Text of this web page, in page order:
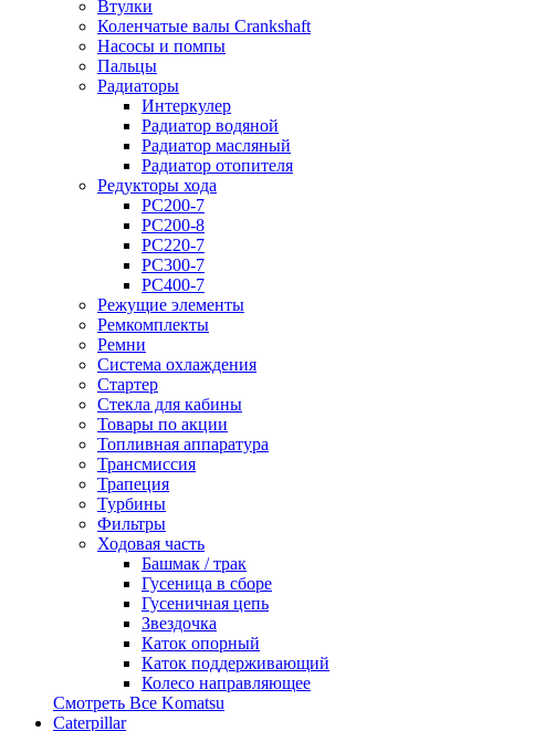
Втулки
Коленчатые валы Crankshaft
Насосы и помпы
Пальцы
Радиаторы
Интеркулер
Радиатор водяной
Радиатор масляный
Радиатор отопителя
Редукторы хода
PC200-7
PC200-8
PC220-7
PC300-7
PC400-7
Режущие элементы
Ремкомплекты
Ремни
Система охлаждения
Стартер
Стекла для кабины
Товары по акции
Топливная аппаратура
Трансмиссия
Трапеция
Турбины
Фильтры
Ходовая часть
Башмак / трак
Гусеница в сборе
Гусеничная цепь
Звездочка
Каток опорный
Каток поддерживающий
Колесо направляющее
Смотреть Все Komatsu
Caterpillar